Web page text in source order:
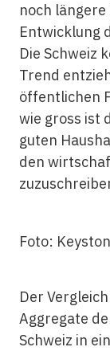
noch
Entwicklung
Die Schweiz
Trend
öffentlichen
wie gross ist
guten
den
Foto:
Der
Aggregate
Schweiz in